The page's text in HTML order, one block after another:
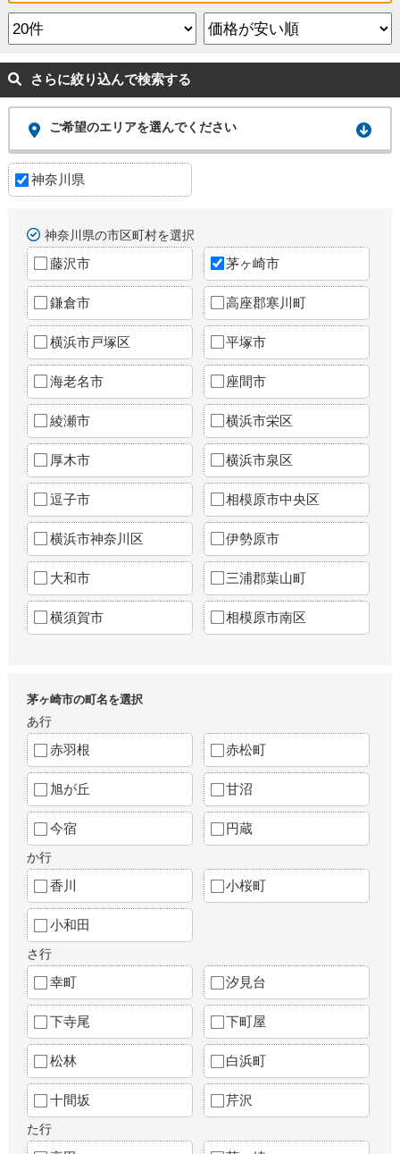
さらに絞り込んで検索する
ご希望のエリアを選んでください
神奈川県
神奈川県の市区町村を選択
藤沢市 茅ヶ崎市
鎌倉市 高座郡寒川町
横浜市戸塚区 平塚市
海老名市 座間市
綾瀬市 横浜市栄区
厚木市 横浜市泉区
逗子市 相模原市中央区
横浜市神奈川区 伊勢原市
大和市 三浦郡葉山町
横須賀市 相模原市南区
茅ヶ崎市の町名を選択
あ行
赤羽根 赤松町
旭が丘 甘沼
今宿 円蔵
か行
香川 小桜町
小和田
さ行
幸町 汐見台
下寺尾 下町屋
松林 白浜町
十間坂 芹沢
た行